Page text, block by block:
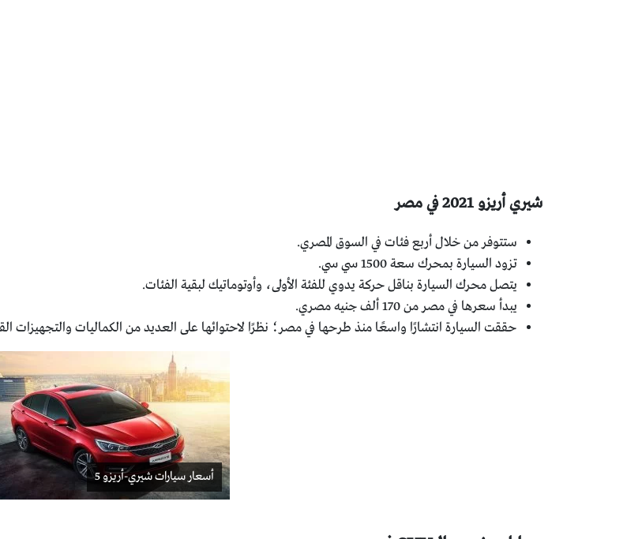
شيري أريزو 2021 في مصر
ستتوفر من خلال أربع فئات في السوق المصري.
تزود السيارة بمحرك سعة 1500 سي سي.
يتصل محرك السيارة بناقل حركة يدوي للفئة الأولى، وأوتوماتيك لبقية الفئات.
يبدأ سعرها في مصر من 170 ألف جنيه مصري.
حققت السيارة انتشارًا واسعًا منذ طرحها في مصر؛ نظرًا لاحتوائها على العديد من الكماليات والتجهيزات
أسعار سيارات شيري-أريزو 5